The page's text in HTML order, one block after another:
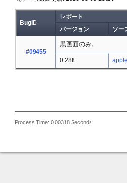
BugID
レポート
バージョン
ソー
#09455
黒画面のみ。
0.288
Process Time: 0.00318 Seconds.